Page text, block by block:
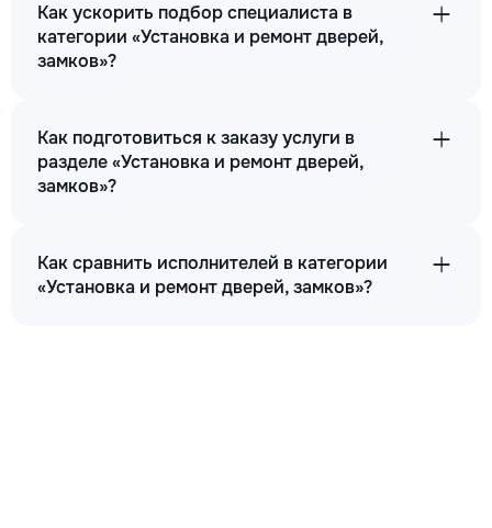
Как ускорить подбор специалиста в
категории «Установка и ремонт дверей,
замков»?
Как подготовиться к заказу услуги в
разделе «Установка и ремонт дверей,
замков»?
Как сравнить исполнителей в категории
«Установка и ремонт дверей, замков»?